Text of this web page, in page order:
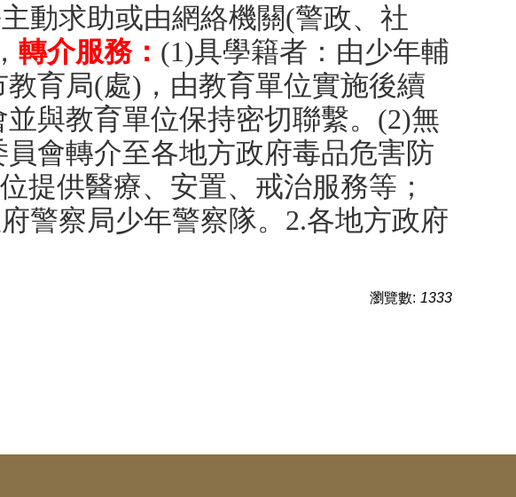
動求助或由網絡機關(警政、社
轉介服務： (1)具學籍者：由少年輔
育局(處)，由教育單位實施後續
與教育單位保持密切聯繫。(2)無
會轉介至各地方政府毒品危害防
提供醫療、安置、戒治服務等；
警察局少年警察隊。2.各地方政府
瀏覽數: 1333